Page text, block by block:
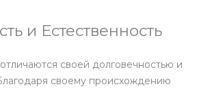
и Естественность
своей долговечностью и
своему происхождению